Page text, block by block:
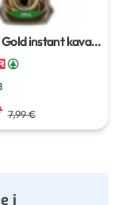
instant kava
7,99 €
i